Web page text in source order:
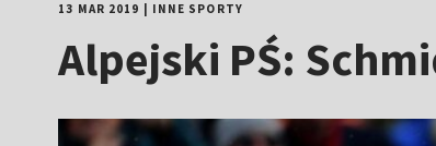
13 MAR 2019 INNE SPORTY
Alpejski PŚ: